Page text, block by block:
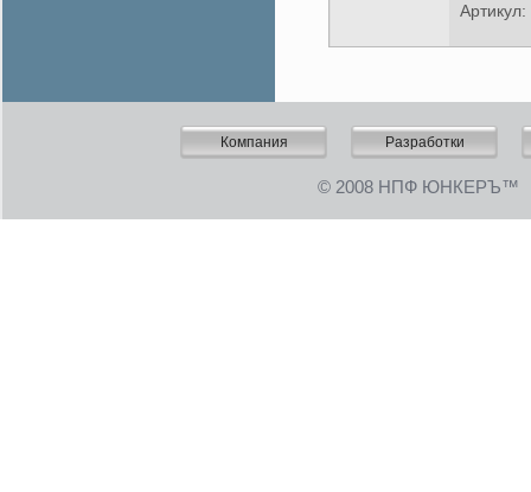
Компания Разработки
© 2008 НПФ ЮНКЕРЪ™